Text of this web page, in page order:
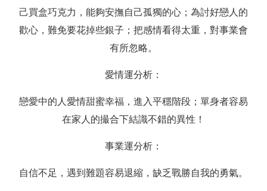
己買盒巧克力，能夠安撫自己孤獨的心；為討好戀人的
歡心，難免要花掉些銀子；把感情看得太重，對事業會
有所忽略。
愛情運分析：
戀愛中的人愛情甜蜜幸福，進入平穩階段；單身者容易
在家人的撮合下結識不錯的異性！
事業運分析：
自信不足，遇到難題容易退縮，缺乏戰勝自我的勇氣。